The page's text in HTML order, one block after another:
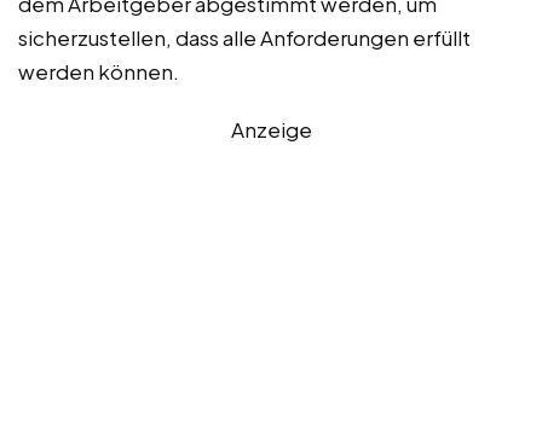
sicherzustellen, dass alle Anforderungen erfüllt
werden können.
Anzeige